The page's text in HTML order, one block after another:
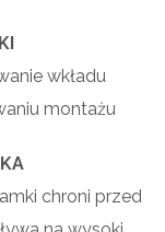
wkładu
montażu
chroni przed